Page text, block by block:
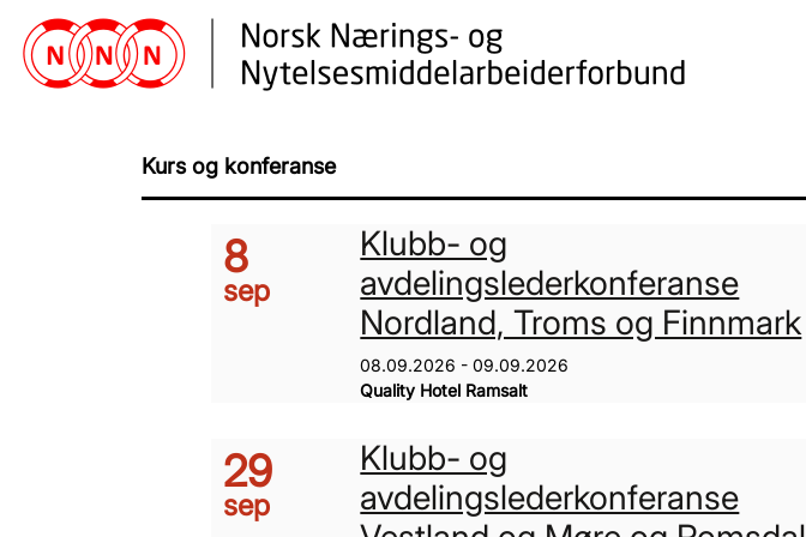
Kurs og konferanse
8
sep
Klubb- og
avdelingslederkonferanse
Nordland, Troms og Finnmark
08.09.2026 - 09.09.2026
Quality Hotel Ramsalt
29
sep
Klubb- og
avdelingslederkonferanse